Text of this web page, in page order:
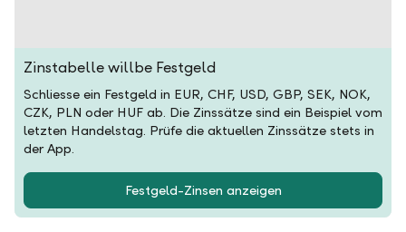
Zinstabelle willbe Festgeld
Schliesse ein Festgeld in EUR, CHF, USD, GBP, SEK, NOK,
CZK, PLN oder HUF ab. Die Zinssätze sind ein Beispiel vom
letzten Handelstag. Prüfe die aktuellen Zinssätze stets in
der App.
Festgeld-Zinsen anzeigen